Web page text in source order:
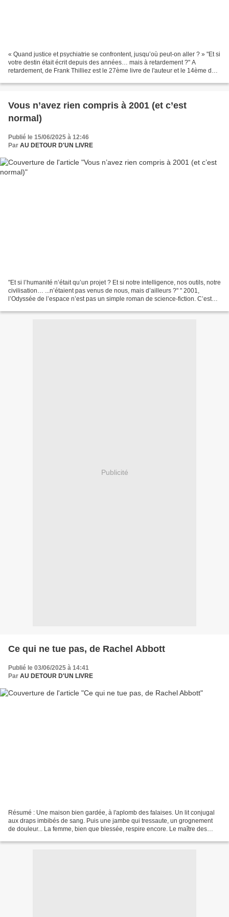
« Quand justice et psychiatrie se confrontent, jusqu’où peut-on aller ? » "Et si
votre destin était écrit depuis des années… mais à retardement ?" A
retardement, de Frank Thilliez est le 27ème livre de l'auteur et le 14ème de
Vous n’avez rien compris à 2001 (et c’est
normal)
Publié le 15/06/2025 à 12:46
Par AU DETOUR D'UN LIVRE
"Et si l’humanité n’était qu’un projet ? Et si notre intelligence, nos outils, notre
civilisation… ...n’étaient pas venus de nous, mais d’ailleurs ?" " 2001,
l’Odyssée de l’espace n’est pas un simple roman de science-fiction. C’est
Publicité
Ce qui ne tue pas, de Rachel Abbott
Publié le 03/06/2025 à 14:41
Par AU DETOUR D'UN LIVRE
Résumé : Une maison bien gardée, à l'aplomb des falaises. Un lit conjugal
aux draps imbibés de sang. Puis une jambe qui tressaute, un grognement
de douleur... La femme, bien que blessée, respire encore. Le maître des